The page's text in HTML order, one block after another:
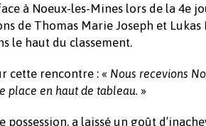
à Noeux-les-Mines lors de la 4e
de Thomas Marie Joseph et Lukas
le haut du classement.
cette rencontre : « Nous recevions
place en haut de tableau. »
a laissé un goût